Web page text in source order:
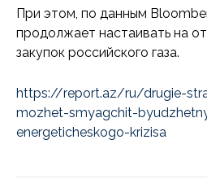
При этом, по данным
продолжает настаивать на
закупок российского газа.
https://report.az/ru/drugie-
mozhet-smyagchit-
energeticheskogo-krizisa